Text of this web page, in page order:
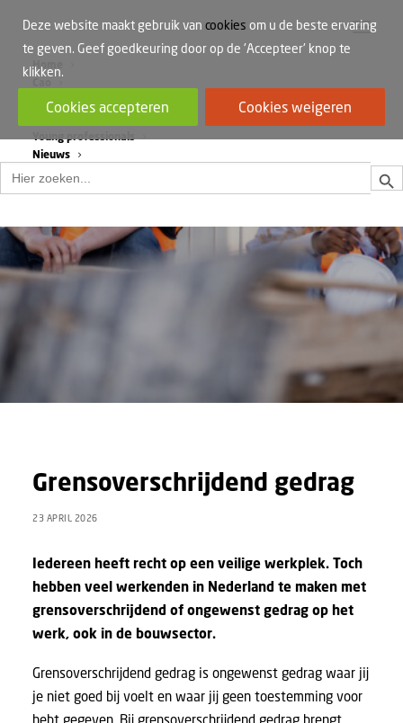
Home
Werkdruk
Vrouwen in de bouw
Young professionals
Nieuws
Zoek
naar:
Grensoverschrijdend gedrag
23 APRIL 2026
Iedereen heeft recht op een veilige werkplek. Toch
hebben veel werkenden in Nederland te maken met
grensoverschrijdend of ongewenst gedrag op het
werk, ook in de bouwsector.
Grensoverschrijdend gedrag is ongewenst gedrag waar jij
je niet goed bij voelt en waar jij geen toestemming voor
hebt gegeven. Bij grensoverschrijdend gedrag brengt
Deze website maakt gebruik van cookies om u de beste ervaring
te geven. Geef goedkeuring door op de 'Accepteer' knop te
klikken.
Cookies accepteren Cookies weigeren